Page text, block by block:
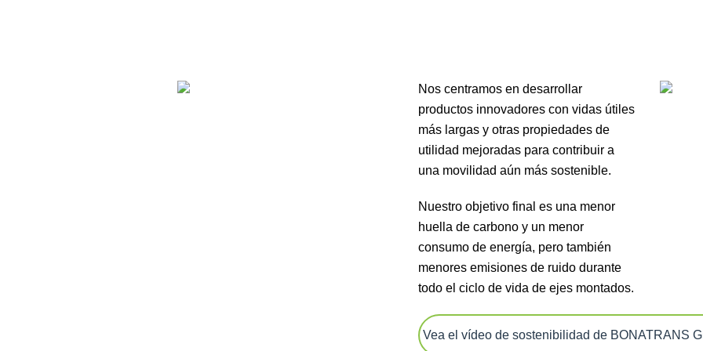
Nos centramos en desarrollar
productos innovadores con vidas útiles
más largas y otras propiedades de
utilidad mejoradas para contribuir a
una movilidad aún más sostenible.
Nuestro objetivo final es una menor
huella de carbono y un menor
consumo de energía, pero también
menores emisiones de ruido durante
todo el ciclo de vida de ejes montados.
Vea el vídeo de sostenibilidad de BONATRANS